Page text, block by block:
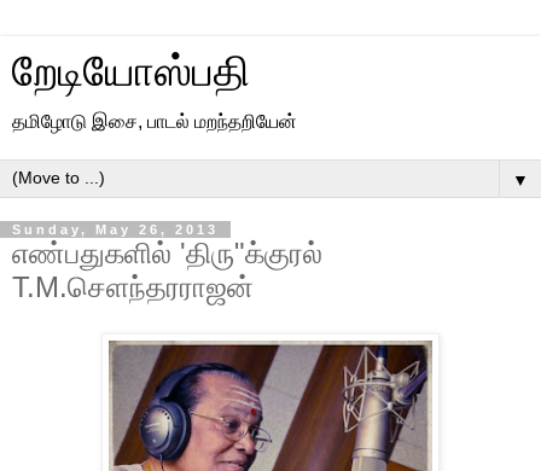
றேடியோஸ்பதி
தமிழோடு இசை, பாடல் மறந்தறியேன்
▼
Sunday, May 26, 2013
எண்பதுகளில் 'திரு"க்குரல்
T.M.செளந்தரராஜன்